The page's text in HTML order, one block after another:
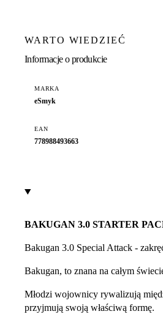
WARTO WIEDZIEĆ
Informacje o produkcie
MARKA
eSmyk
EAN
778988493663
BAKUGAN 3.0 STARTER
Bakugan 3.0 Special Attack -
Bakugan, to znana na całym
Młodzi wojownicy rywalizują
przyjmują swoją właściwą formę.